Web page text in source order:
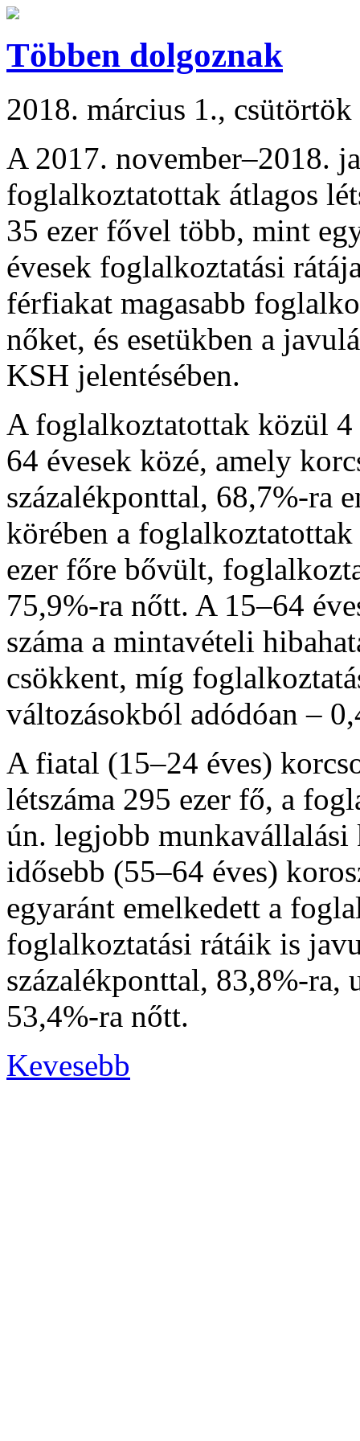
Többen dolgoznak
2018. március 1.,
A 2017. november–2018.
foglalkoztatottak átlagos
35 ezer fővel több, mint
évesek foglalkoztatási
férfiakat magasabb
nőket, és esetükben a
KSH jelentésében.
A foglalkoztatottak közül
64 évesek közé, amely
százalékponttal, 68,7%-ra
körében a
ezer főre bővült,
75,9%-ra nőtt. A 15–64
száma a mintavételi
csökkent, míg
változásokból adódóan –
A fiatal (15–24 éves)
létszáma 295 ezer fő, a
ún. legjobb
idősebb (55–64 éves)
egyaránt emelkedett a
foglalkoztatási rátáik is
százalékponttal, 83,8%-ra,
53,4%-ra nőtt.
Kevesebb